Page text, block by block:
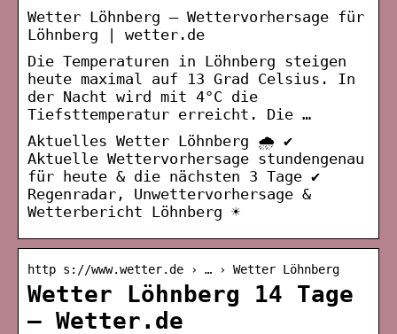
Wetter Löhnberg – Wettervorhersage für
Löhnberg | wetter.de
Die Temperaturen in Löhnberg steigen
heute maximal auf 13 Grad Celsius. In
der Nacht wird mit 4°C die
Tiefsttemperatur erreicht. Die …
Aktuelles Wetter Löhnberg 🌧️ ✔
Aktuelle Wettervorhersage stundengenau
für heute & die nächsten 3 Tage ✔
Regenradar, Unwettervorhersage &
Wetterbericht Löhnberg ☀
http s://www.wetter.de › … › Wetter Löhnberg
Wetter Löhnberg 14 Tage
– Wetter.de